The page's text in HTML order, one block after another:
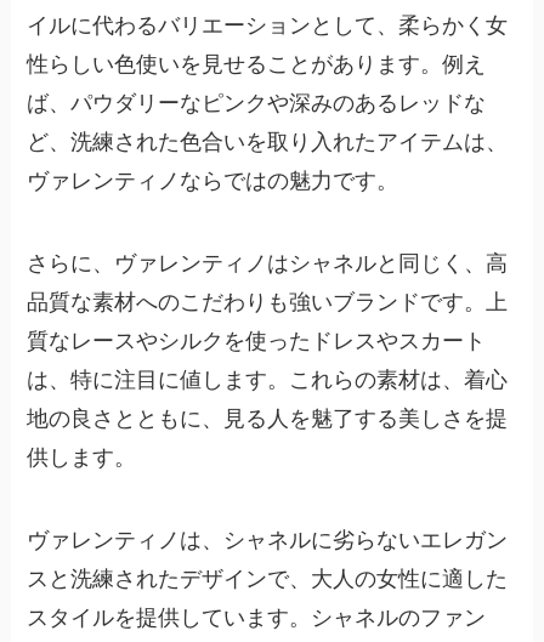
イルに代わるバリエーションとして、柔らかく女
性らしい色使いを見せることがあります。例え
ば、パウダリーなピンクや深みのあるレッドな
ど、洗練された色合いを取り入れたアイテムは、
ヴァレンティノならではの魅力です。
さらに、ヴァレンティノはシャネルと同じく、高
品質な素材へのこだわりも強いブランドです。上
質なレースやシルクを使ったドレスやスカート
は、特に注目に値します。これらの素材は、着心
地の良さとともに、見る人を魅了する美しさを提
供します。
ヴァレンティノは、シャネルに劣らないエレガン
スと洗練されたデザインで、大人の女性に適した
スタイルを提供しています。シャネルのファン